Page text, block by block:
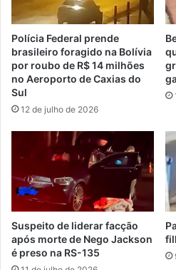
Polícia Federal prende
brasileiro foragido na Bolívia
por roubo de R$ 14 milhões
no Aeroporto de Caxias do
Sul
12 de julho de 2026
Suspeito de liderar facção
após morte de Nego Jackson
é preso na RS-135